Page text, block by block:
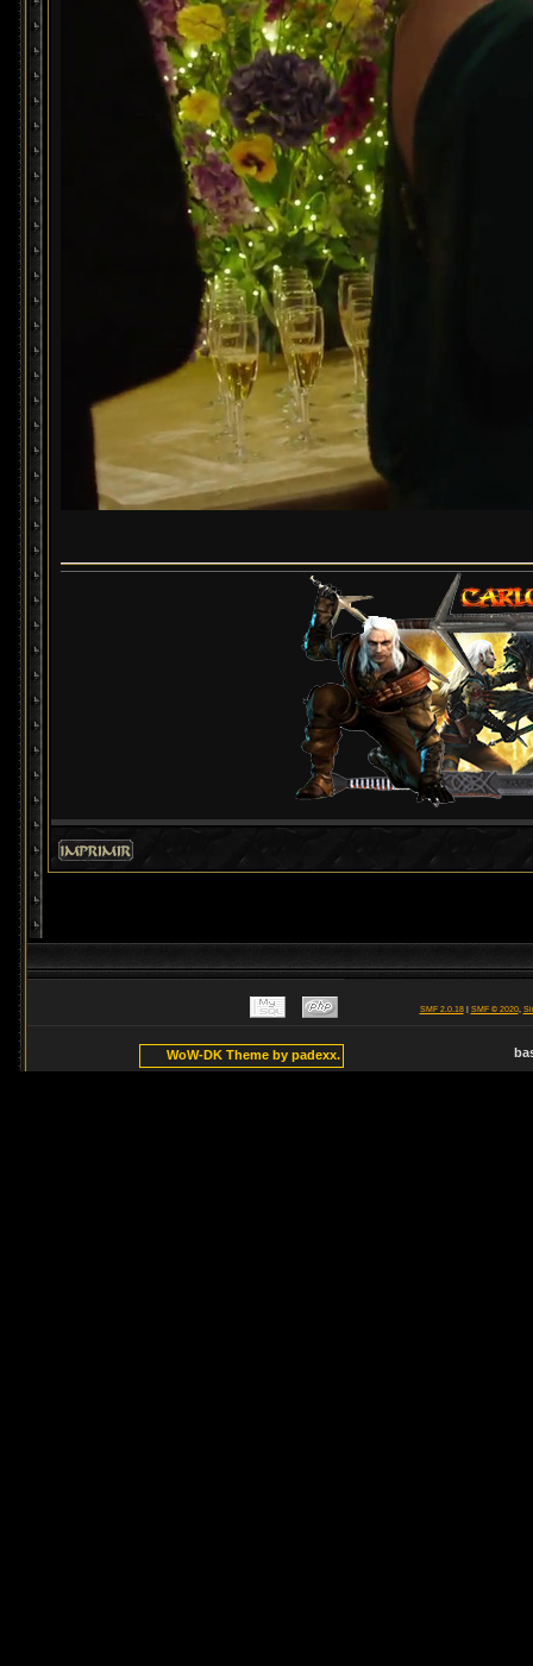
SMF 2.0.18| SMF © 2020,
WoW-DK Theme by padexx.